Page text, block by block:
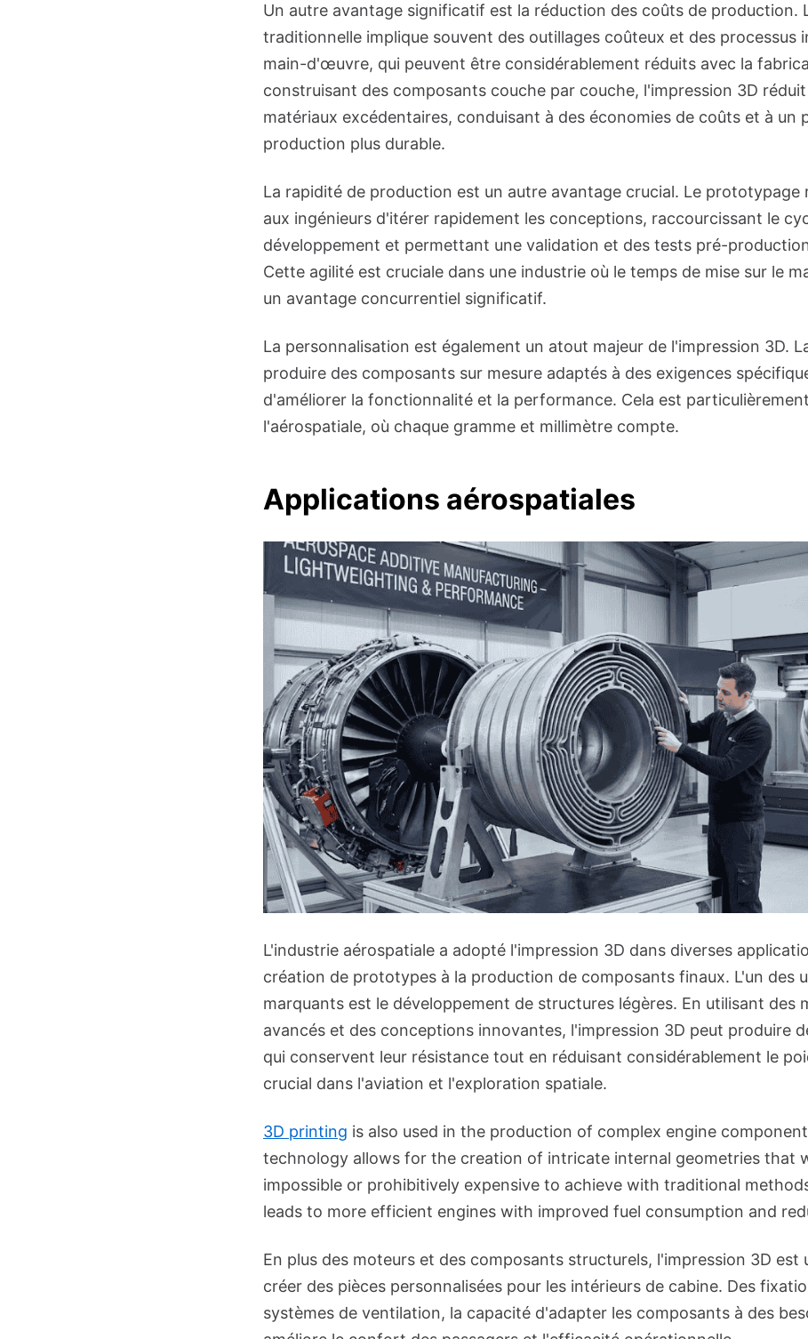
Un autre avantage significatif est la réduction des coûts de production.
traditionnelle implique souvent des outillages coûteux et des processus
main-d'œuvre, qui peuvent être considérablement réduits avec la
construisant des composants couche par couche, l'impression 3D
matériaux excédentaires, conduisant à des économies de coûts et à un
production plus durable.
La rapidité de production est un autre avantage crucial. Le prototypage
aux ingénieurs d'itérer rapidement les conceptions, raccourcissant le
développement et permettant une validation et des tests pré-
Cette agilité est cruciale dans une industrie où le temps de mise sur le
un avantage concurrentiel significatif.
La personnalisation est également un atout majeur de l'impression 3D.
produire des composants sur mesure adaptés à des exigences
d'améliorer la fonctionnalité et la performance. Cela est
l'aérospatiale, où chaque gramme et millimètre compte.
Applications aérospatiales
L'industrie aérospatiale a adopté l'impression 3D dans diverses
création de prototypes à la production de composants finaux. L'un des
marquants est le développement de structures légères. En utilisant des
avancés et des conceptions innovantes, l'impression 3D peut produire
qui conservent leur résistance tout en réduisant considérablement le
crucial dans l'aviation et l'exploration spatiale.
3D printing is also used in the production of complex engine
technology allows for the creation of intricate internal geometries that
impossible or prohibitively expensive to achieve with traditional
leads to more efficient engines with improved fuel consumption and
En plus des moteurs et des composants structurels, l'impression 3D est
créer des pièces personnalisées pour les intérieurs de cabine. Des
systèmes de ventilation, la capacité d'adapter les composants à des